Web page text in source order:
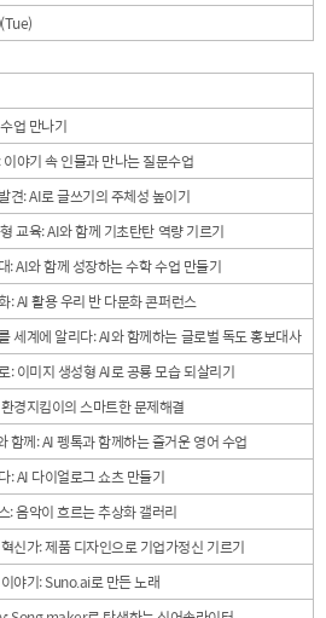
업 만나기
야기 속 인물과 만나는 질문수업
견: AI로 글쓰기의 주체성 높이기
교육: AI와 함께 기초탄탄 역량 기르기
: AI와 함께 성장하는 수학 수업 만들기
: AI 활용 우리 반 다문화 콘퍼런스
세계에 알리다: AI와 함께하는 글로벌 독도 홍보대사
: 이미지 생성형 AI로 공룡 모습 되살리기
경지킴이의 스마트한 문제해결
함께: AI 펭톡과 함께하는 즐거운 영어 수업
: AI 다이얼로그 쇼츠 만들기
: 음악이 흐르는 추상화 갤러리
신가: 제품 디자인으로 기업가정신 기르기
야기: Suno.ai로 만든 노래